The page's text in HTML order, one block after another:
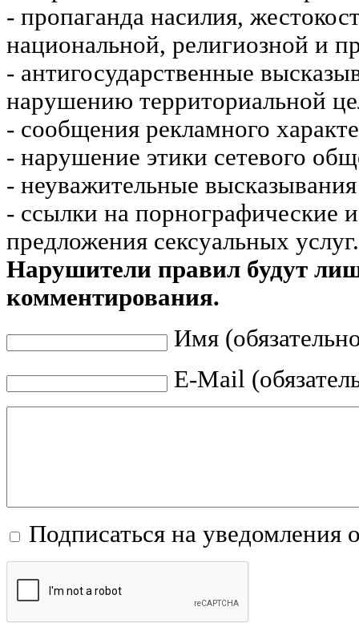
- пропаганда насилия,
национальной, религиозной и
- антигосударственные
нарушению территориальной
- сообщения рекламного
- нарушение этики сетевого
- неуважительные
- ссылки на порнографические
предложения сексуальных услуг.
Нарушители правил будут
комментирования.
Имя
E-Mail
Подписаться на уведомления